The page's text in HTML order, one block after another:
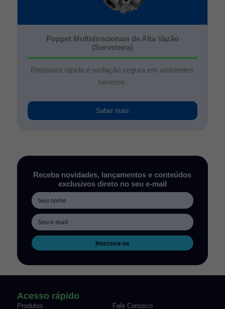
Poppet Multidirecionais de Alta Vazão
(Sorveteira)
Resposta rápida e vedação segura em ambientes
severos.
Saber mais
Receba novidades, lançamentos e conteúdos
exclusivos direto no seu e-mail
Inscreva-se
Acesso rápido
Produtos Fale Conosco